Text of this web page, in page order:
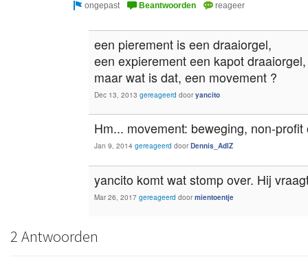
een pierement is een draaiorgel,
een expierement een kapot draaiorgel,
maar wat is dat, een movement ?
Dec 13, 2013 gereageerd dooryancito
Hm... movement: beweging, non-profit
Jan 9, 2014 gereageerd doorDennis_AdlZ
yancito komt wat stomp over. Hij
Mar 26, 2017 gereageerd doormientoentje
2 Antwoorden